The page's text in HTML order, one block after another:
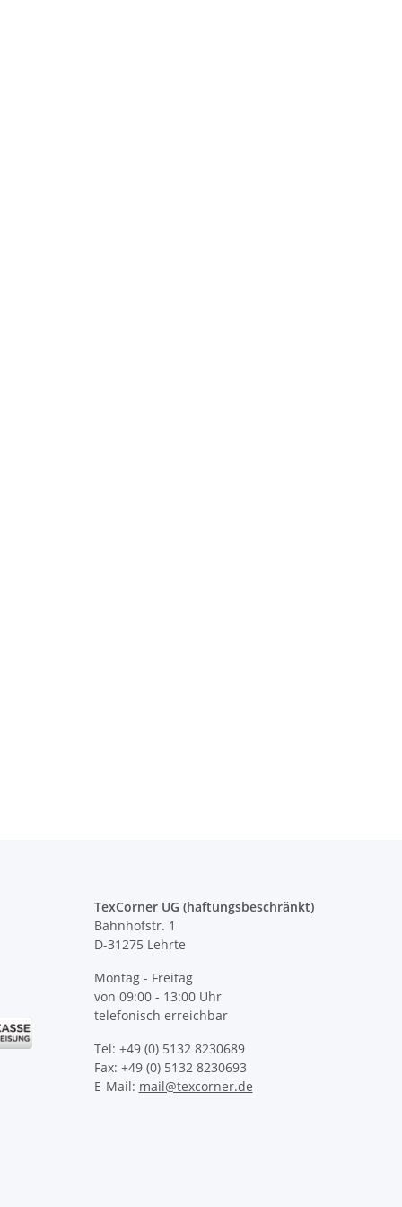
TexCorner UG (haftungsbeschränkt)
Bahnhofstr. 1
D-31275 Lehrte
Montag - Freitag
von 09:00 - 13:00 Uhr
telefonisch erreichbar
Tel: +49 (0) 5132 8230689
Fax: +49 (0) 5132 8230693
E-Mail: mail@texcorner.de